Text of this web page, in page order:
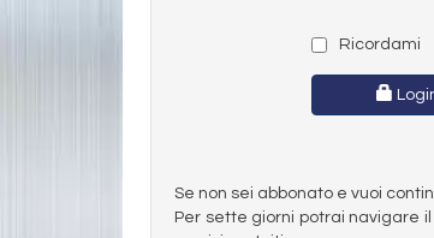
Ricordami
Se non sei abbonato e vuoi
Per sette giorni potrai navigare